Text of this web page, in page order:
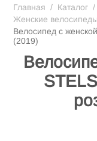
Главная / Каталог /
Женские велосипеды
Велосипед с
(2019)